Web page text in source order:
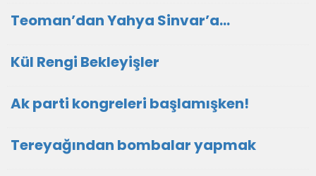
Teoman’dan Yahya Sinvar’a…
Kül Rengi Bekleyişler
Ak parti kongreleri başlamışken!
Tereyağından bombalar yapmak